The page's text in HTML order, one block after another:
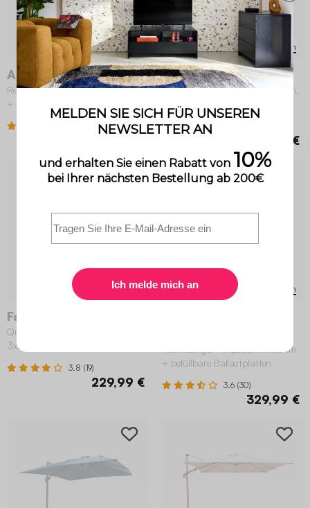
4 Varianten
Antibes
Rechteckiger Ampelschirm 2x3 m
+ 4 Ballastplatten 50 x 50 cm
2 Varianten
Wimereux
Rechteckiger Ampelschirm 3x4m,
Mast in Holzoptik
259,99 €
2 Varianten
Falgos
Quadratischer Ampelschirm
3x3m, Mast in Holzoptik
3.8 (19)
229,99 €
6 Varianten
Neu
Rechteckiger Ampelschirm 3x4m
+ befüllbare Ballastplatten
3.6 (30)
329,99 €